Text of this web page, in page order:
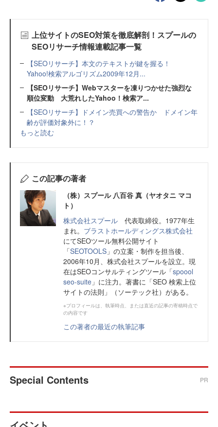
上位サイトのSEO対策を徹底解剖！スプールの
SEOリサーチ情報連載記事一覧
【SEOリサーチ】本文のテキストが鍵を握る！
Yahoo!検索アルゴリズム2009年12月...
【SEOリサーチ】Webマスターを凍りつかせた強烈な
順位変動 大荒れしたYahoo！検索ア...
【SEOリサーチ】ドメイン売買への警告か ドメイン年
齢が評価対象外に！？
もっと読む
この記事の著者
（株）スプール 八百谷 真（ヤオタニ マコ
ト）
株式会社スプール 代表取締役。1977年生
まれ。 ブラストホールディングス株式会社
にてSEOツール無料公開サイト
「SEOTOOLS 」の立案・制作を担当後、
2006年10月、株式会社スプールを設立。現
在はSEOコンサルティングツール「spoool
seo-suite 」に注力。著書に「SEO 検索上位
サイトの法則」（ソーテック社）がある。
※プロフィールは、執筆時点、または直近の記事の寄稿時点で
の内容です
この著者の最近の執筆記事
Special Contents PR